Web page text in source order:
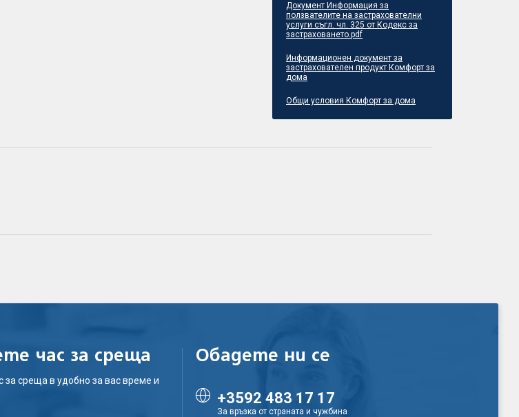
Документ Информация за
ползвателите на застрахователни
услуги съгл. чл. 325 от Кодекс за
застраховането.pdf
Информационен документ за
застрахователен продукт Комфорт за
дома
Общи условия Комфорт за дома
час за среща
за среща в удобно за вас време и
Обадете ни се
+3592 483 17 17
За връзка от страната и чужбина